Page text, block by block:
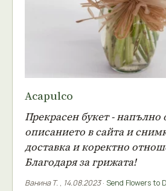
Acapulco
Прекрасен букет - напълно
описанието в сайта и
доставка и коректно
Благодаря за грижата!
Ванина Т. , 14.08.2023· Send Flowers to